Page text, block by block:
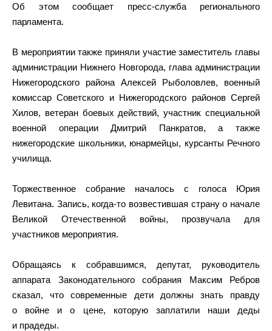
Об этом сообщает пресс-служба регионального
парламента.
В мероприятии также приняли участие заместитель главы
администрации Нижнего Новгорода, глава администрации
Нижегородского района Алексей Рыболовлев, военный
комиссар Советского и Нижегородского районов Сергей
Хилов, ветеран боевых действий, участник специальной
военной операции Дмитрий Панкратов, а также
нижегородские школьники, юнармейцы, курсанты Речного
училища.
Торжественное собрание началось с голоса Юрия
Левитана. Запись, когда‑то возвестившая страну о начале
Великой Отечественной войны, прозвучала для
участников мероприятия.
Обращаясь к собравшимся, депутат, руководитель
аппарата Законодательного собрания Максим Ребров
сказал, что современные дети должны знать правду
о войне и о цене, которую заплатили наши деды
и прадеды.